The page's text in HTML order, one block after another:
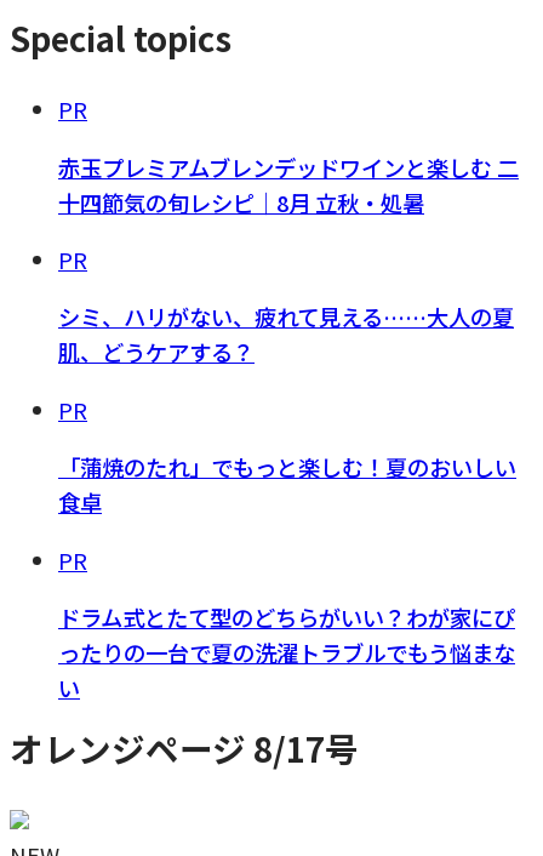
Special topics
PR
赤玉プレミアムブレンデッドワインと楽しむ 二
十四節気の旬レシピ｜8月 立秋・処暑
PR
シミ、ハリがない、疲れて見える……大人の夏
肌、どうケアする？
PR
「蒲焼のたれ」でもっと楽しむ！夏のおいしい
食卓
PR
ドラム式とたて型のどちらがいい？わが家にぴ
ったりの一台で夏の洗濯トラブルでもう悩まな
い
オレンジページ 8/17号